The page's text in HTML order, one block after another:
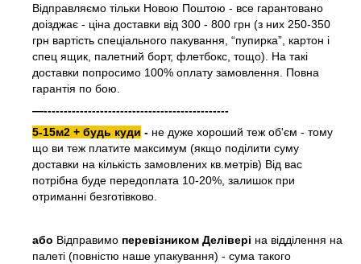
Відправляємо тільки Новою Поштою - все гарантовано
доізджає - ціна доставки від 300 - 800 грн (з них 250-350
грн вартість спеціального пакування, “пупирка”, картон і
спец ящик, палетний борт, флетбокс, тощо). На такі
доставки попросимо 100% оплату замовлення. Повна
гарантія по бою.
—----------------------------------------------
5-15м2 + будь куди - не дуже хороший теж об'єм - тому
що ви теж платите максимум (якщо поділити суму
доставки на кількість замовлених кв.метрів) Від вас
потрібна буде передоплата 10-20%, залишок при
отриманні безготівково.
або Відправимо перевізником Делівері на відділення на
палеті (повністю наше упакування) - сума такого